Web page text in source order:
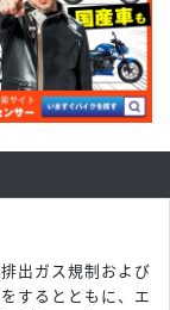
出ガス規制および
するとともに、エ